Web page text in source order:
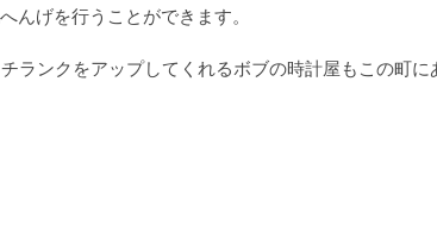
んげを行うことができます。
ランクをアップしてくれるボブの時計屋もこの町に